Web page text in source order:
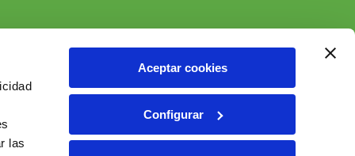
las
Aceptar cookies
Configurar
7 - Polígono Industrial Las Atalayas
(España)
10 55 01